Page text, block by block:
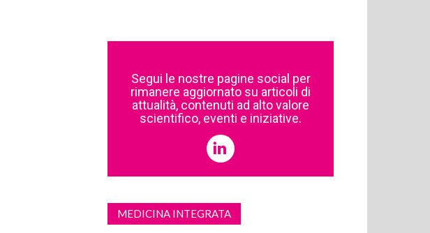
Segui le nostre pagine social per
rimanere aggiornato su articoli di
attualità, contenuti ad alto valore
scientifico, eventi e iniziative.
MEDICINA INTEGRATA